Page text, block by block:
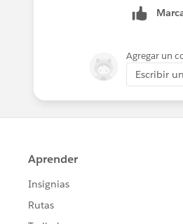
項目が
仕様変
運用が回っ
す。
③結合が
などの際
Agregar un
Escribir